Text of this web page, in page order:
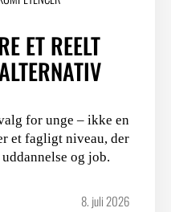
ET REELT
for unge – ikke en
et fagligt niveau, der
og job.
8. juli 2026